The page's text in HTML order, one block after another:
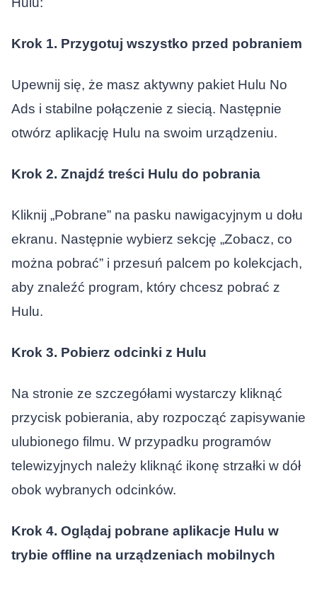
Krok 1. Przygotuj wszystko przed pobraniem
Upewnij się, że masz aktywny pakiet Hulu No
Ads i stabilne połączenie z siecią. Następnie
otwórz aplikację Hulu na swoim urządzeniu.
Krok 2. Znajdź treści Hulu do pobrania
Kliknij „Pobrane” na pasku nawigacyjnym u dołu
ekranu. Następnie wybierz sekcję „Zobacz, co
można pobrać” i przesuń palcem po kolekcjach,
aby znaleźć program, który chcesz pobrać z
Hulu.
Krok 3. Pobierz odcinki z Hulu
Na stronie ze szczegółami wystarczy kliknąć
przycisk pobierania, aby rozpocząć zapisywanie
ulubionego filmu. W przypadku programów
telewizyjnych należy kliknąć ikonę strzałki w dół
obok wybranych odcinków.
Krok 4. Oglądaj pobrane aplikacje Hulu w
trybie offline na urządzeniach mobilnych